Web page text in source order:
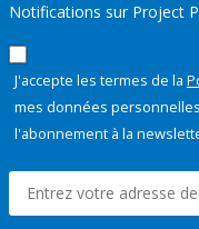
Notifications sur Project
J'accepte les termes de la
mes données
l'abonnement à la